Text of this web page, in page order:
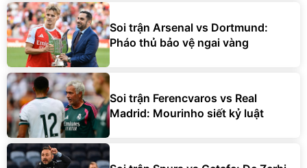
Soi trận Arsenal vs Dortmund:
Pháo thủ bảo vệ ngai vàng
Soi trận Ferencvaros vs Real
Madrid: Mourinho siết kỷ luật